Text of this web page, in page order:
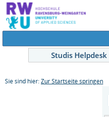
Studis Helpdesk
Sie sind hier: Zur Startseite springen